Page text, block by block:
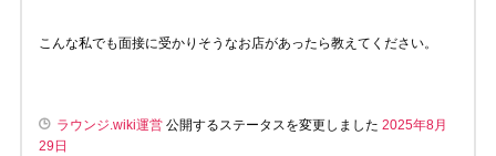
こんな私でも面接に受かりそうなお店があったら教えてください。
ラウンジ.wiki運営公開するステータスを変更しました 2025年8月
29日